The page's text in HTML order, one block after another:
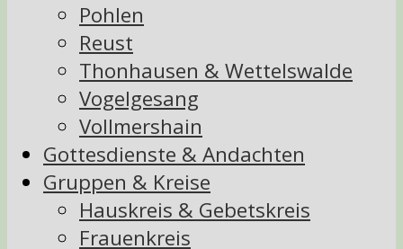
Pohlen
Reust
Thonhausen & Wettelswalde
Vogelgesang
Vollmershain
Gottesdienste & Andachten
Gruppen & Kreise
Hauskreis & Gebetskreis
Frauenkreis